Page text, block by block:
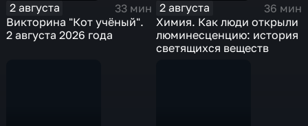
2 августа
33 мин
Викторина "Кот учёный".
2 августа 2026 года
2 августа
36 мин
Химия. Как люди открыли
люминесценцию: история
светящихся веществ